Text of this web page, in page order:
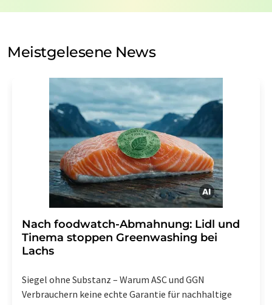
auf Basis unsererDatenschutzerklärung. LUMITOS darf
Meinungsforschung per E-Mail kontaktieren. Ihre
Einwilligung können Sie jederzeit ohne Angabe von
Str. 2, 12489 Berlin oder per E-Mail unter
widerruf@lumitos.commit Wirkung für die Zukunft
widerrufen. Zudem ist in jeder E-Mail ein Link zur
Abbestellung des entsprechenden Newsletters
enthalten.
Meistgelesene News
Nach foodwatch-Abmahnung: Lidl und
Tinema stoppen Greenwashing bei
Lachs
Siegel ohne Substanz – Warum ASC und GGN
Verbrauchern keine echte Garantie für nachhaltige